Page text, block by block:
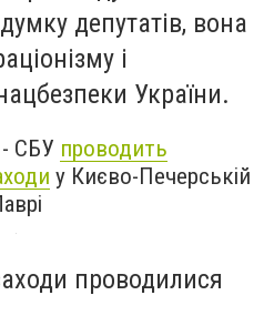
депутатів, вона
і
України.
- СБУ проводить
у Києво-Печерській
проводилися